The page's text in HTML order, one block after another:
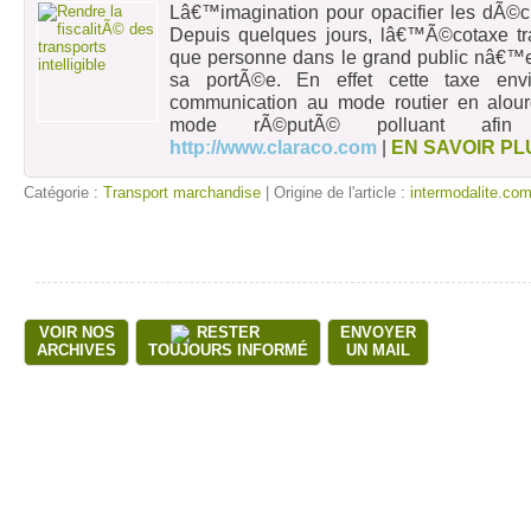
Lâ€™imagination pour opacifier les
Depuis quelques jours, lâ€™Ã©cotaxe
que personne dans le grand public
sa portÃ©e. En effet cette taxe
communication au mode routier en
mode rÃ©putÃ© polluant afin
http://www.claraco.com | EN SAVOIR
Catégorie : Transport marchandise | Origine de l'article : intermodalite.com
VOIR NOS
ARCHIVES
RESTER
TOUJOURS INFORMÉ
ENVOYER
UN MAIL